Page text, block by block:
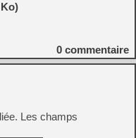
0 commentaire
Les champs